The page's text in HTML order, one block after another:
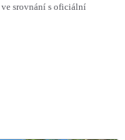
srovnání s oficiální